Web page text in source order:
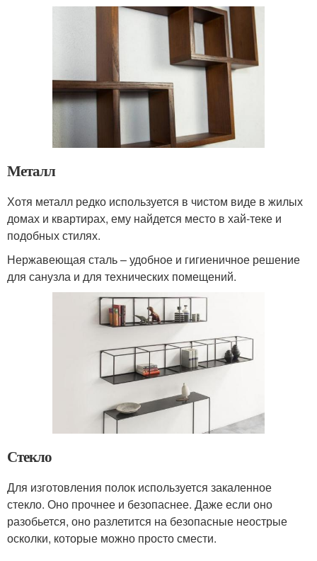
Металл
Хотя металл редко используется в чистом виде в жилых
домах и квартирах, ему найдется место в хай-теке и
подобных стилях.
Нержавеющая сталь – удобное и гигиеничное решение
для санузла и для технических помещений.
Стекло
Для изготовления полок используется закаленное
стекло. Оно прочнее и безопаснее. Даже если оно
разобьется, оно разлетится на безопасные неострые
осколки, которые можно просто смести.